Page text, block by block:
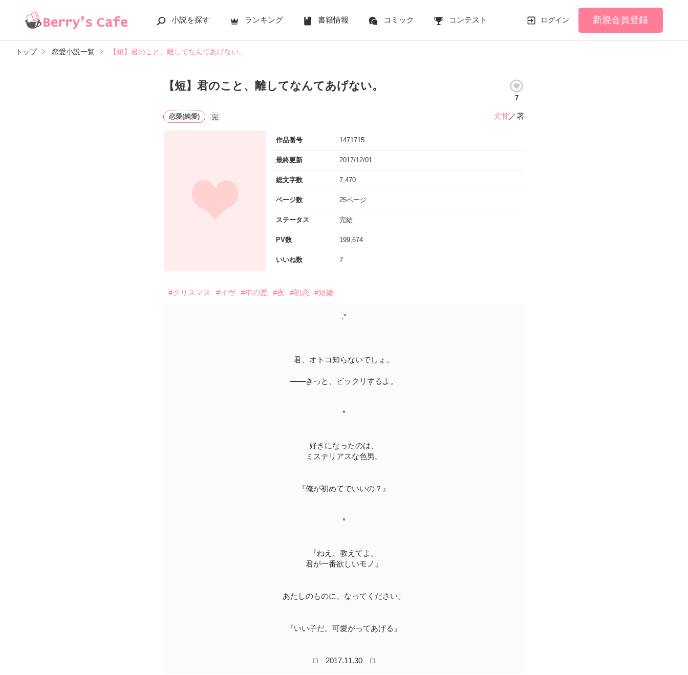
小説を探す ランキング 書籍情報 コミック コンテスト ログイン 新規会員登録
トップ 恋愛小説一覧 【短】君のこと、離してなんてあげない。
【短】君のこと、離してなんてあげない。
7
恋愛(純愛) 完 犬甘／著
作品番号 1471715
最終更新 2017/12/01
総文字数 7,470
ページ数 25ページ
ステータス 完結
PV数 199,674
いいね数 7
#クリスマス #イヴ #年の差 #夜 #初恋 #短編
.*
君、オトコ知らないでしょ。
――きっと、ビックリするよ。
*
好きになったのは、
ミステリアスな色男。
『俺が初めてでいいの？』
*
『ねえ、教えてよ。
君が一番欲しいモノ』
あたしのものに、なってください。
『いい子だ。可愛がってあげる』
□ 2017.11.30 □